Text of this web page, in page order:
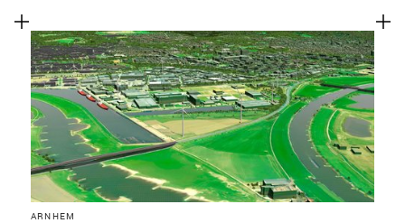
ARNHEM